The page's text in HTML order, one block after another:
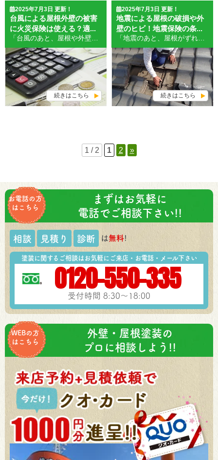
2025年7月3日 更新！
台風による屋根外壁の被害
に火災保険は使える？適...
続きはこちら
2025年7月3日 更新！
地震による屋根の破損や外
壁のヒビ！地震保険の条...
続きはこちら
1 / 2 1 2 »
お電話の方
はこちら
まずはお気軽に
電話でご相談下さい!!
相談 見積り 診断 は無料!
塗装に関するご相談はお気軽にご来店・お電話・メール下さい
0120-550-335
受付時間 8:30～18:00
WEBの方
はこちら
外壁・屋根塗装の
プロに相談しよう!!